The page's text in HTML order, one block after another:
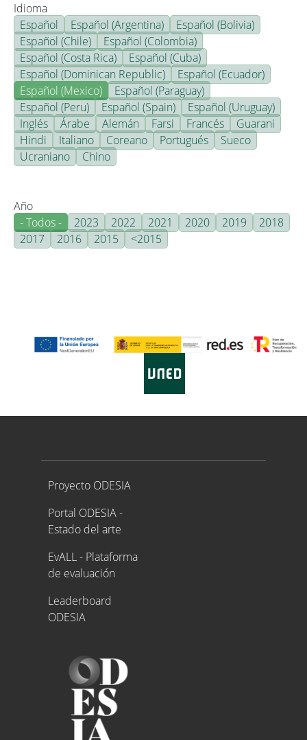
Idioma
Español
Español (Argentina)
Español (Bolivia)
Español (Chile)
Español (Colombia)
Español (Costa Rica)
Español (Cuba)
Español (Dominican Republic)
Español (Ecuador)
Español (Mexico)
Español (Paraguay)
Español (Peru)
Español (Spain)
Español (Uruguay)
Inglés
Árabe Alemán Farsi Francés
Guarani
Hindi
Italiano Coreano Portugués
Sueco
Ucraniano
Chino
Año
- Todos -
2023 2022 2021 2020 2019
2018
2017
2016 2015 <2015
Proyecto ODESIA
Proyecto ODESIA
Portal ODESIA -
Estado del arte
EvALL - Plataforma
de evaluación
Leaderboard
ODESIA